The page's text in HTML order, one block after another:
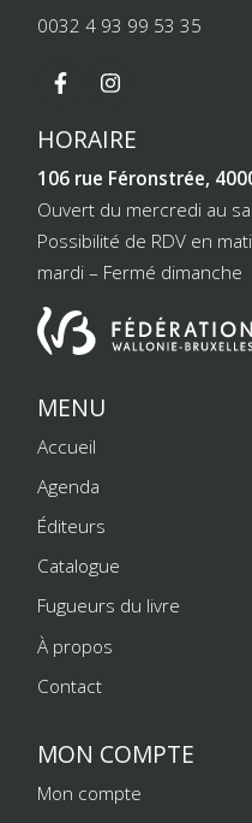
0032 4 93 99 53 35
HORAIRE
106 rue Féronstrée,
Ouvert du mercredi au
Possibilité de RDV en
mardi – Fermé dimanche
MENU
Accueil
Agenda
Éditeurs
Catalogue
Fugueurs du livre
À propos
Contact
MON COMPTE
Mon compte